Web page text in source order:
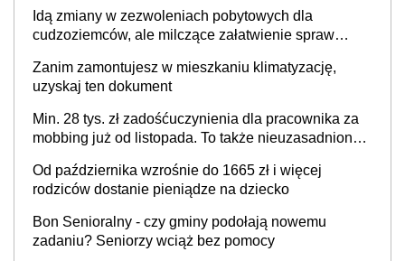
to realny problem
Idą zmiany w zezwoleniach pobytowych dla
cudzoziemców, ale milczące załatwienie spraw
Zanim zamontujesz w mieszkaniu klimatyzację,
uzyskaj ten dokument
Min. 28 tys. zł zadośćuczynienia dla pracownika za
mobbing już od listopada. To także nieuzasadniona
Od października wzrośnie do 1665 zł i więcej
rodziców dostanie pieniądze na dziecko
Bon Senioralny - czy gminy podołają nowemu
zadaniu? Seniorzy wciąż bez pomocy